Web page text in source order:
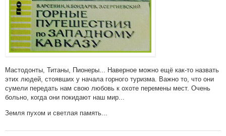
Мастодонты, Титаны, Пионеры... Наверное можно ещё как-то назвать
этих людей, стоявших у начала горного туризма. Важно то, что они
сумели передать нам свою любовь к охоте перемены мест. Очень
больно, когда они покидают наш мир...
Земля пухом и светлая память...